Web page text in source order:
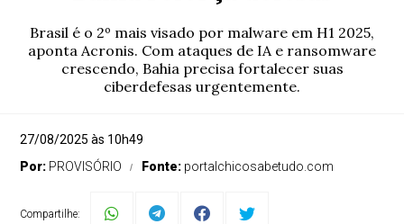
Brasil é o 2º mais visado por malware em H1 2025,
aponta Acronis. Com ataques de IA e ransomware
crescendo, Bahia precisa fortalecer suas
ciberdefesas urgentemente.
27/08/2025 às 10h49
Por: PROVISÓRIO Fonte: portalchicosabetudo.com
Compartilhe: